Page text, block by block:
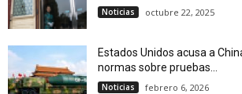
Noticias octubre 22, 2025
Estados Unidos acusa a
normas sobre pruebas...
Noticias febrero 6, 2026